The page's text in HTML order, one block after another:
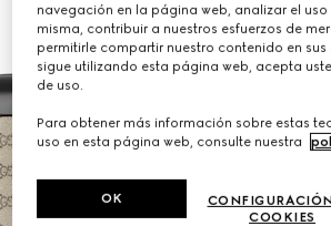
navegación en la página web, analizar el uso
misma, contribuir a nuestros esfuerzos de
permitirle compartir nuestro contenido en sus
sigue utilizando esta página web, acepta
de uso.
Para obtener más información sobre estas
uso en esta página web, consulte nuestra
COOKIES
OK